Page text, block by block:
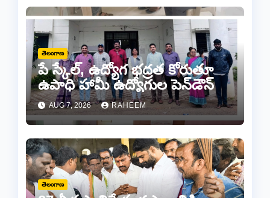
తెలంగాణ
పే స్కేల్, ఉద్యోగ భద్రత కోరుతూ
ఉపాధి హామీ ఉద్యోగుల పెన్‌డౌన్
AUG 7, 2026 RAHEEM
తెలంగాణ